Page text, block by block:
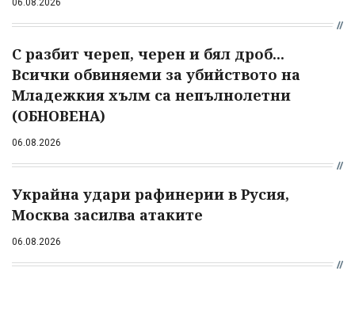
06.08.2026
С разбит череп, черен и бял дроб...
Всички обвиняеми за убийството на
Младежкия хълм са непълнолетни
(ОБНОВЕНА)
06.08.2026
Украйна удари рафинерии в Русия,
Москва засилва атаките
06.08.2026